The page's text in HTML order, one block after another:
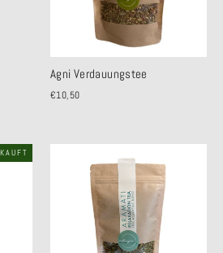
Agni Verdauungstee
€10,50